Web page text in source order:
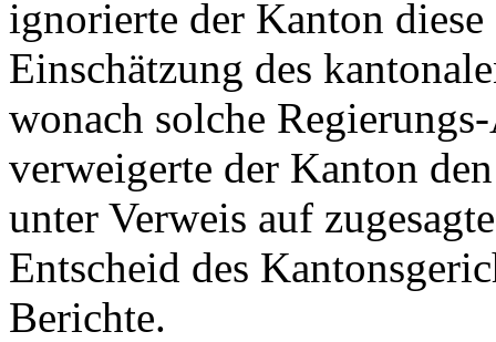
ignorierte der Kanton
Einschätzung des
wonach solche
verweigerte der Kanton
unter Verweis auf
Entscheid des
Berichte.